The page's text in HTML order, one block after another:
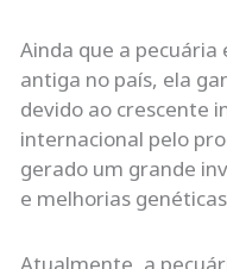
Ainda que a
antiga no país, ela
devido ao crescente
internacional pelo
gerado um grande
e melhorias